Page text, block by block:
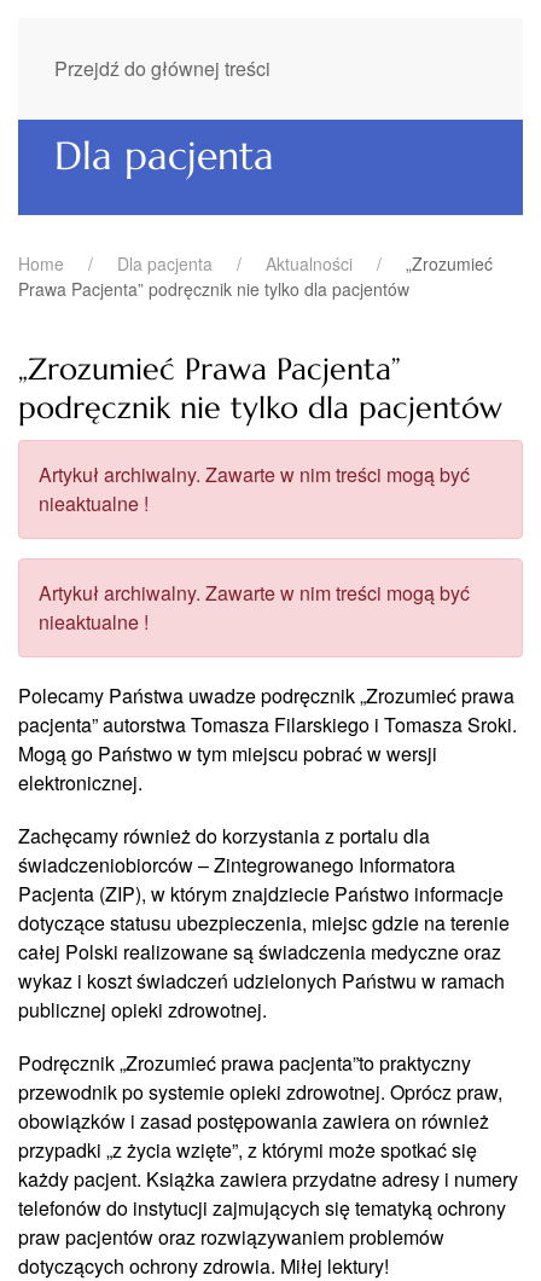
Przejdź do głównej treści
Dla pacjenta
Home Dla pacjenta Aktualności
„Zrozumieć
Prawa Pacjenta” podręcznik nie tylko dla pacjentów
„Zrozumieć Prawa Pacjenta”
podręcznik nie tylko dla pacjentów
Artykuł archiwalny. Zawarte w nim treści mogą być
nieaktualne !
Artykuł archiwalny. Zawarte w nim treści mogą być
nieaktualne !
Polecamy Państwa uwadze podręcznik „Zrozumieć prawa
pacjenta” autorstwa Tomasza Filarskiego i Tomasza Sroki.
Mogą go Państwo w tym miejscu pobrać w wersji
elektronicznej.
Zachęcamy również do korzystania z portalu dla
świadczeniobiorców – Zintegrowanego Informatora
Pacjenta (ZIP), w którym znajdziecie Państwo informacje
dotyczące statusu ubezpieczenia, miejsc gdzie na terenie
całej Polski realizowane są świadczenia medyczne oraz
wykaz i koszt świadczeń udzielonych Państwu w ramach
publicznej opieki zdrowotnej.
Podręcznik „Zrozumieć prawa pacjenta”to praktyczny
przewodnik po systemie opieki zdrowotnej. Oprócz praw,
obowiązków i zasad postępowania zawiera on również
przypadki „z życia wzięte”, z którymi może spotkać się
każdy pacjent. Książka zawiera przydatne adresy i numery
telefonów do instytucji zajmujących się tematyką ochrony
praw pacjentów oraz rozwiązywaniem problemów
dotyczących ochrony zdrowia. Miłej lektury!